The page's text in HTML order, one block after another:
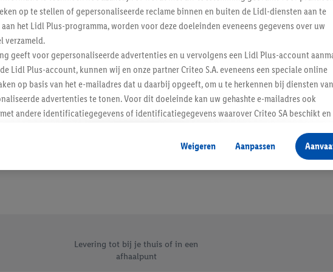
Schrijf je in op de newsletter
Inschrijven
Levering tot bij je thuis of in een
afhaalpunt
op te stellen of gepersonaliseerde reclame binnen en buiten de Lidl-diensten aan te
het Lidl Plus-programma, worden voor deze doeleinden eveneens gegevens over uw
verzameld.
geeft voor gepersonaliseerde advertenties en u vervolgens een Lidl Plus-account
Lidl Plus-account, kunnen wij en onze partner Criteo S.A. eveneens een speciale online
op basis van het e-mailadres dat u daarbij opgeeft, om u te herkennen bij diensten van
advertenties te tonen. Voor dit doeleinde kan uw gehashte e-mailadres ook
andere identificatiegegevens of identificatiegegevens waarover Criteo SA beschikt
kunnen advertenties in het kader van retargeting, d.w.z. advertenties voor producten
(bijvoorbeeld door het product in de webshop aan uw winkelmandje toe te voegen, maar
apparaten en verschillende Lidl-diensten worden weergegeven als er met
stemt u in met alle verwerkingen voor alle bovengenoemde doeleinden. Meer informatie,
van de gegevens en uw recht om uw toestemming te allen tijde met vooruitwerkende
Weigeren Aanpassen